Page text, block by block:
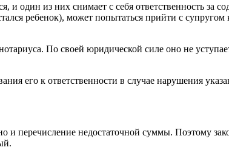
и один из них снимает с себя ответственность за
ребенок), может попытаться прийти с
По своей юридической силе оно не
его к ответственности в случае нарушения
и перечисление недостаточной суммы. Поэтому